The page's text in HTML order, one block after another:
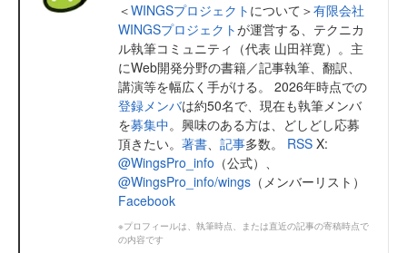
＜WINGSプロジェクト について＞有限会社
WINGSプロジェクトが運営する、テクニカ
ル執筆コミュニティ（代表 山田祥寛）。主
にWeb開発分野の書籍／記事執筆、翻訳、
講演等を幅広く手がける。 2026年時点での
登録メンバは約50名で、現在も執筆メンバ
を募集中。興味のある方は、どしどし応募
頂きたい。 著書、 記事多数。 RSS X:
@WingsPro_info （公式）、
@WingsPro_info/wings （メンバーリスト）
Facebook
※プロフィールは、執筆時点、または直近の記事の寄稿時点で
の内容です